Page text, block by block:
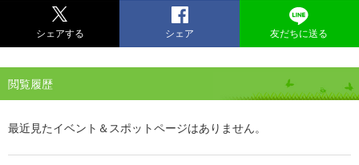
シェアする シェア 友だちに送る
閲覧履歴
最近見たイベント＆スポットページはありません。